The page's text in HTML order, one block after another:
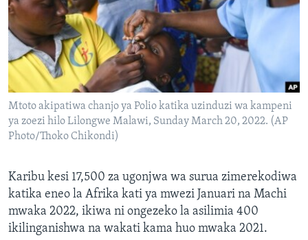
Mtoto akipatiwa chanjo ya Polio katika uzinduzi wa kampeni
ya zoezi hilo Lilongwe Malawi, Sunday March 20, 2022. (AP
Photo/Thoko Chikondi)
Karibu kesi 17,500 za ugonjwa wa surua zimerekodiwa
katika eneo la Afrika kati ya mwezi Januari na Machi
mwaka 2022, ikiwa ni ongezeko la asilimia 400
ikilinganishwa na wakati kama huo mwaka 2021.